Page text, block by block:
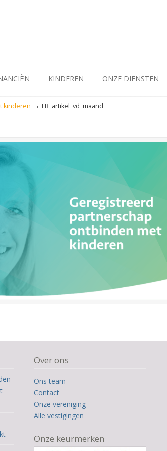
KINDEREN ONZE DIENSTEN
kinderen → FB_artikel_vd_maand
Over ons
Ons team
Contact
Onze vereniging
Alle vestigingen
Onze keurmerken